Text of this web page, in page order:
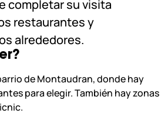
completar su visita
restaurantes y
alrededores.
de Montaudran, donde hay
para elegir. También hay zonas